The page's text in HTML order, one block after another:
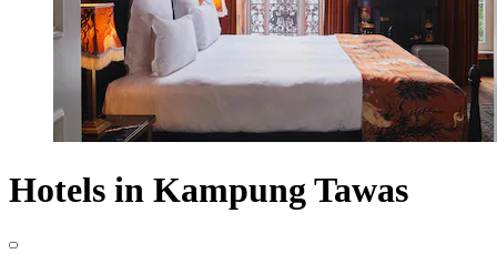
Hotels in Kampung Tawas